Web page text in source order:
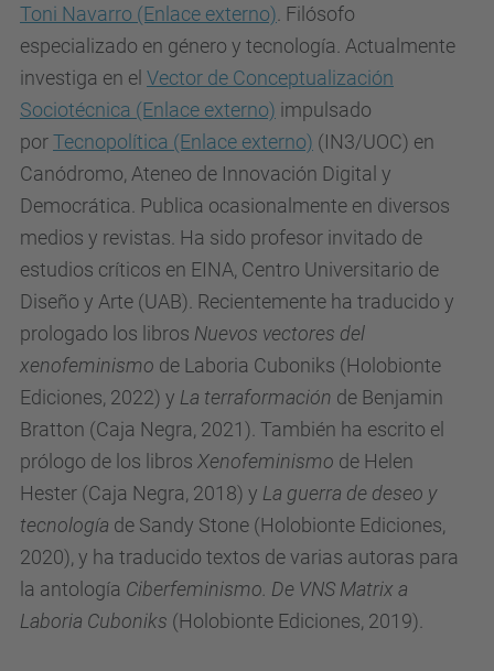
-
u
l
i
s
e
s
-
c
o
r
t
e
s
"Inteligencia
y
Tecnología:
Mitos,
realidades
y
Toni Navarro (Enlace externo) . Filósofo
especializado en género y tecnología. Actualmente
investiga en el Vector de Conceptualización
Sociotécnica (Enlace externo) impulsado
porTecnopolítica (Enlace externo) (IN3/UOC) en
Canódromo, Ateneo de Innovación Digital y
Democrática. Publica ocasionalmente en diversos
medios y revistas. Ha sido profesor invitado de
estudios críticos en EINA, Centro Universitario de
Diseño y Arte (UAB). Recientemente ha traducido y
prologado los libros Nuevos vectores del
xenofeminismo de Laboria Cuboniks (Holobionte
Ediciones, 2022) y La terraformación de Benjamin
Bratton (Caja Negra, 2021). También ha escrito el
prólogo de los libros Xenofeminismo de Helen
Hester (Caja Negra, 2018) y La guerra de deseo y
tecnología de Sandy Stone (Holobionte Ediciones,
2020), y ha traducido textos de varias autoras para
la antología Ciberfeminismo. De VNS Matrix a
Laboria Cuboniks (Holobionte Ediciones, 2019).